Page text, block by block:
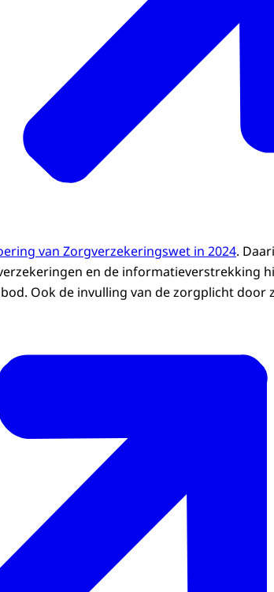
van Zorgverzekeringswet in 2024.
en de informatieverstrekking
Ook de invulling van de zorgplicht door